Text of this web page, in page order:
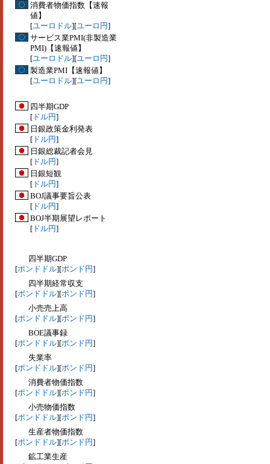
消費者物価指数【速報
値】
[ユーロドル][ユーロ円]
サービス業PMI(非製造業
PMI)【速報値】
[ユーロドル][ユーロ円]
製造業PMI【速報値】
[ユーロドル][ユーロ円]
四半期GDP
[ ドル円]
日銀政策金利発表
[ ドル円]
日銀総裁記者会見
[ ドル円]
日銀短観
[ ドル円]
BOJ議事要旨公表
[ ドル円]
BOJ半期展望レポート
[ ドル円]
四半期GDP
[ポンドドル][ポンド円]
四半期経常収支
[ポンドドル][ポンド円]
小売売上高
[ポンドドル][ポンド円]
BOE議事録
[ポンドドル][ポンド円]
失業率
[ポンドドル][ポンド円]
消費者物価指数
[ポンドドル][ポンド円]
小売物価指数
[ポンドドル][ポンド円]
生産者物価指数
[ポンドドル][ポンド円]
鉱工業生産